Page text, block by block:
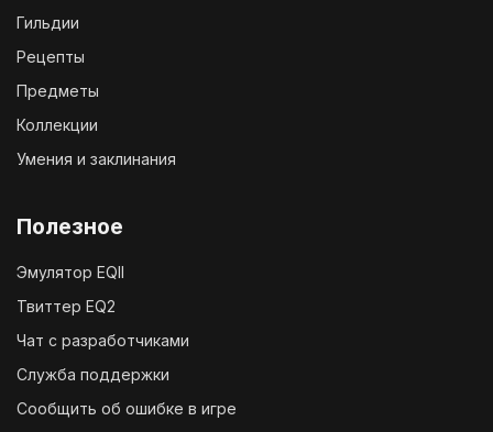
Гильдии
Рецепты
Предметы
Коллекции
Умения и заклинания
Полезное
Эмулятор EQII
Твиттер EQ2
Чат с разработчиками
Служба поддержки
Сообщить об ошибке в игре